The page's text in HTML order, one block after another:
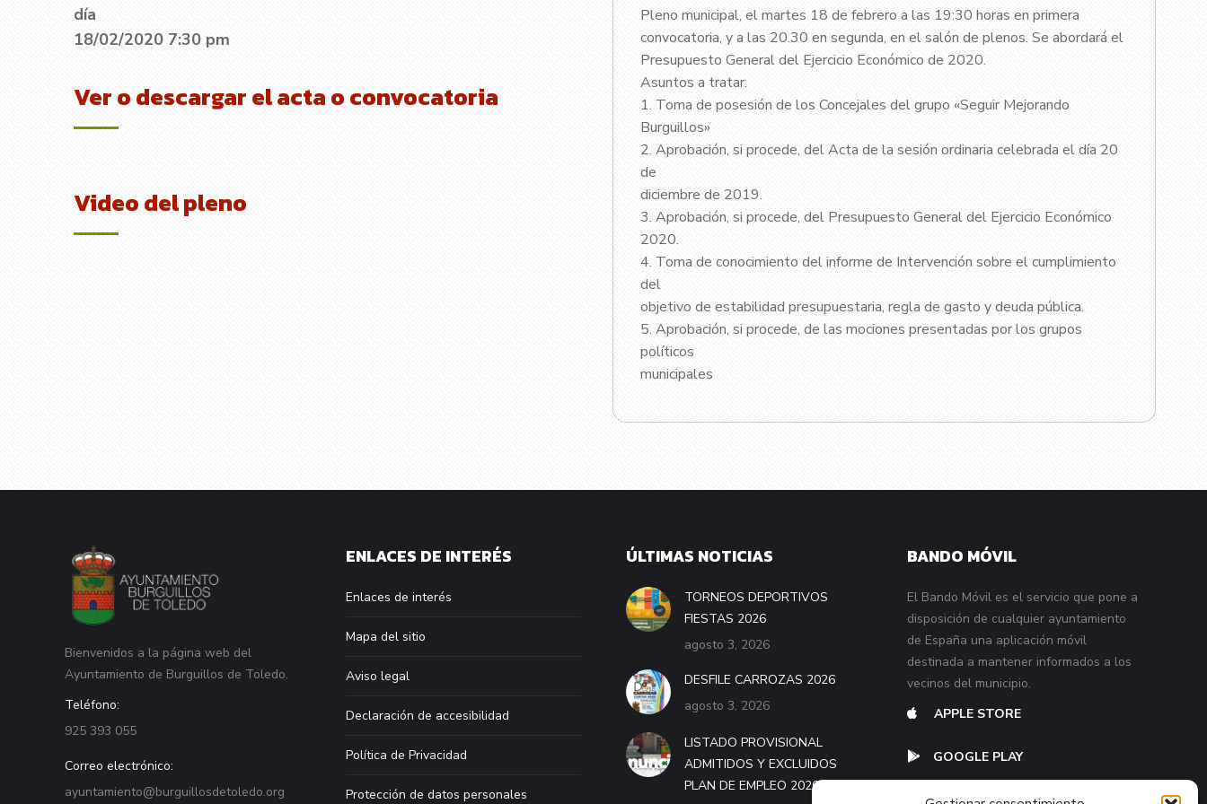
día
18/02/2020 7:30 pm
Ver o descargar el acta o convocatoria
Video del pleno
Pleno municipal, el martes 18 de febrero a las 19:30 horas en primera
convocatoria, y a las 20.30 en segunda, en el salón de plenos. Se abordará el
Presupuesto General del Ejercicio Económico de 2020.
Asuntos a tratar:
1. Toma de posesión de los Concejales del grupo «Seguir Mejorando
Burguillos»
2. Aprobación, si procede, del Acta de la sesión ordinaria celebrada el día 20
de
diciembre de 2019.
3. Aprobación, si procede, del Presupuesto General del Ejercicio Económico
2020.
4. Toma de conocimiento del informe de Intervención sobre el cumplimiento
del
objetivo de estabilidad presupuestaria, regla de gasto y deuda pública.
5. Aprobación, si procede, de las mociones presentadas por los grupos
políticos
municipales
Bienvenidos a la página web del
Ayuntamiento de Burguillos de Toledo.
Teléfono:
925 393 055
Correo electrónico:
ayuntamiento@burguillosdetoledo.org
ENLACES DE INTERÉS
Enlaces de interés
Mapa del sitio
Aviso legal
Declaración de accesibilidad
Política de Privacidad
Protección de datos personales
ÚLTIMAS NOTICIAS
TORNEOS DEPORTIVOS
FIESTAS 2026
agosto 3, 2026
DESFILE CARROZAS 2026
agosto 3, 2026
LISTADO PROVISIONAL
ADMITIDOS Y EXCLUIDOS
PLAN DE EMPLEO 2026
BANDO MÓVIL
El Bando Móvil es el servicio que pone a
disposición de cualquier ayuntamiento
de España una aplicación móvil
destinada a mantener informados a los
vecinos del municipio.
APPLE STORE
GOOGLE PLAY